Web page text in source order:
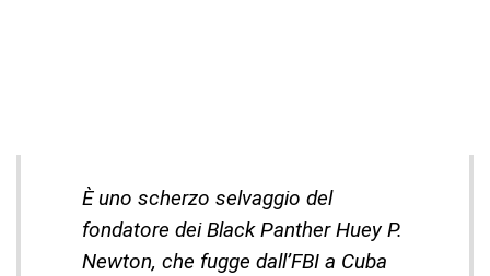
È uno scherzo selvaggio del
fondatore dei Black Panther Huey P.
Newton, che fugge dall’FBI a Cuba